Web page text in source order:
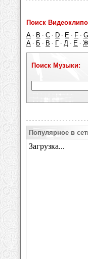
Поиск
A · B · C · D · E · F · G
А · Б · В · Г · Д · Е ·
Поиск Музыки:
Популярное в